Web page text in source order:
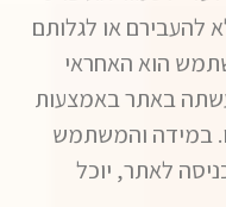
להעבירם או לגלותם
הוא האחראי
באתר באמצעות
במידה והמשתמש
לאתר, יוכל